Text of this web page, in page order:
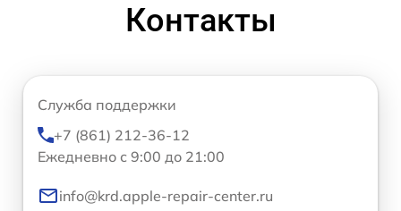
Контакты
Служба поддержки
+7 (861) 212-36-12
Ежедневно с 9:00 до 21:00
info@krd.apple-repair-center.ru